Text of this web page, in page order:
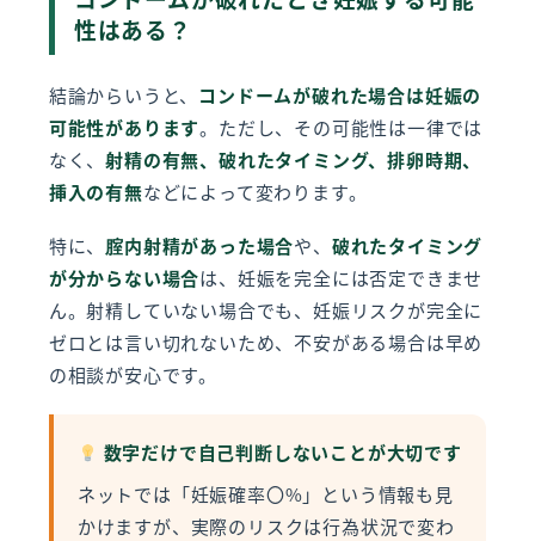
性はある？
結論からいうと、 コンドームが破れた場合は妊娠の
可能性があります。ただし、その可能性は一律では
なく、射精の有無、破れたタイミング、排卵時期、
挿入の有無などによって変わります。
特に、 腟内射精があった場合や、 破れたタイミング
が分からない場合は、妊娠を完全には否定できませ
ん。射精していない場合でも、妊娠リスクが完全に
ゼロとは言い切れないため、不安がある場合は早め
の相談が安心です。
数字だけで自己判断しないことが大切です
ネットでは「妊娠確率〇%」という情報も見
かけますが、実際のリスクは行為状況で変わ